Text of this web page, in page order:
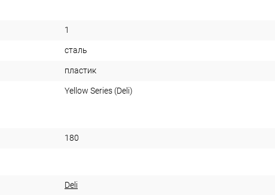
1
сталь
пластик
Yellow Series (Deli)
180
Deli